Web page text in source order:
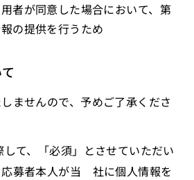
者が同意した場合において、第
の提供を行うため
ませんので、予めご了承くださ
て、「必須」とさせていただい
募者本人が当 社に個人情報を